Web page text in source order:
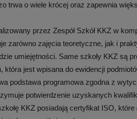
trwa o wiele krócej oraz zapewnia
przez Zespół Szkół KKZ w
zarówno zajęcia teoretyczne, jak i
umiejętności. Same szkoły KKZ są
która jest wpisana do ewidencji
podstawa programowa zgodna z
potwierdzenie uzyskanych
KKZ posiadają certyfikat ISO,